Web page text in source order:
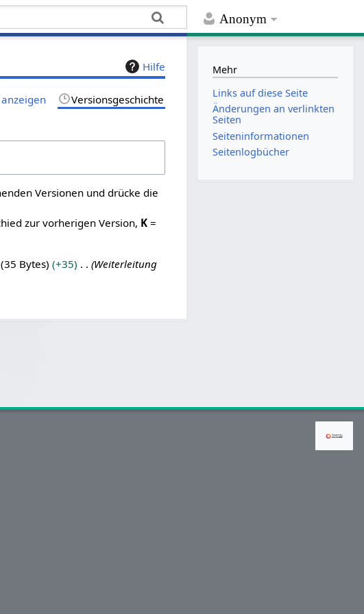
Anonym
Hilfe
Versionsgeschichte
Versionen und drücke die
zur vorherigen Version, K =
35 Bytes +35
Weiterleitung
Mehr
Links auf diese Seite
Änderungen an verlinkten
Seiten
Seiten­­informationen
Seitenlogbücher